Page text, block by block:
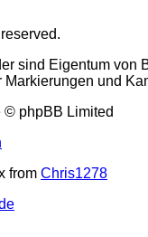
sind Eigentum von
und
phpBB Limited
from Chris1278